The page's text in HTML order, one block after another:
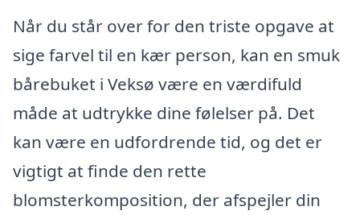
Når du står over for den triste opgave at
sige farvel til en kær person, kan en smuk
bårebuket i Veksø være en værdifuld
måde at udtrykke dine følelser på. Det
kan være en udfordrende tid, og det er
vigtigt at finde den rette
blomsterkomposition, der afspejler din